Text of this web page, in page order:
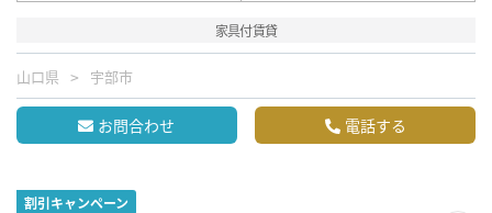
家具付賃貸
山口県 宇部市
お問合わせ 電話する
割引キャンペーン